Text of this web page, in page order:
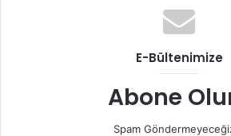
E-Bültenimize
Abone
Spam